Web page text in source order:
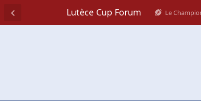
Lutèce Cup Forum Le